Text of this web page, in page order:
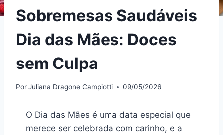
Sobremesas Saudáveis
Dia das Mães: Doces
sem Culpa
PorJuliana Dragone Campiotti 09/05/2026
O Dia das Mães é uma data especial que
merece ser celebrada com carinho, e a